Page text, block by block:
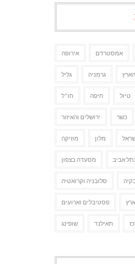
אירופה אמסטרדם
גליל גרמניה
חו"ל חיפה טיול
ירושלים והאיזור כשר
מוזיקה מלון
מסעדה בצפון אביב
סלובניה וקרואטיה
פסטיבלים וארועים
שופינג תאילנד